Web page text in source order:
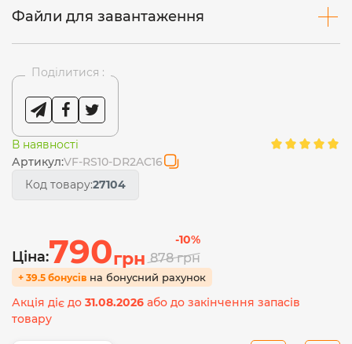
Файли для завантаження
Поділитися :
В наявності
Артикул:VF-RS10-DR2AC16
Код товару:27104
Ціна:790грн
-10%
878грн
+ 39.5 бонусів на бонусний рахунок
Акція діє до 31.08.2026 або до закінчення запасів
товару